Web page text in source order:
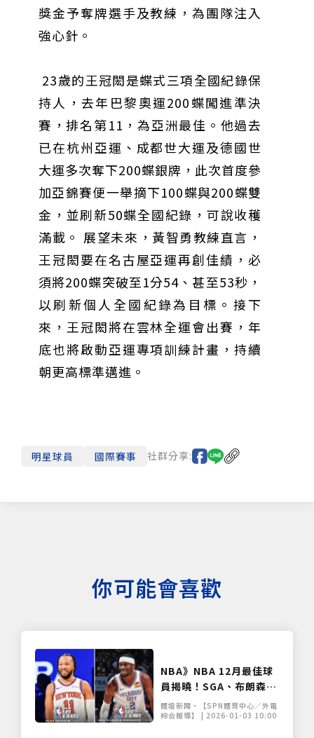
獎金予奪牌選手及教練，為團隊注入
強心針。
23歲的王冠閎是蝶式三項全國紀錄保
持人，去年巴黎奧運200蝶闖進準決
賽，排名第11，為亞洲最佳。他過去
已在杭州亞運、成都世大運及德國世
大運多次奪下200蝶銀牌，此次首度參
加亞錦賽便一舉摘下100蝶與200蝶雙
金，並刷新50蝶全國紀錄，可說收穫
滿載。 展望未來，黃智勇教練直言，
王冠閎要在名古屋亞運再創佳績，必
須將200蝶突破至1分54、甚至53秒，
以刷新個人全國紀錄為目標。接下
來，王冠閎將在雲林全運會出賽，年
底也將啟動亞運專項訓練計畫，持續
朝更高標準邁進。
明星球員 國際賽事 社群分享:
你可能會喜歡
NBA》NBA 12月最佳球
員揭曉！SGA、布朗森強
勢統治東西區
體壇新聞•【SPN體育中心／外電
綜合報導】 | 2026-01-03 10:00